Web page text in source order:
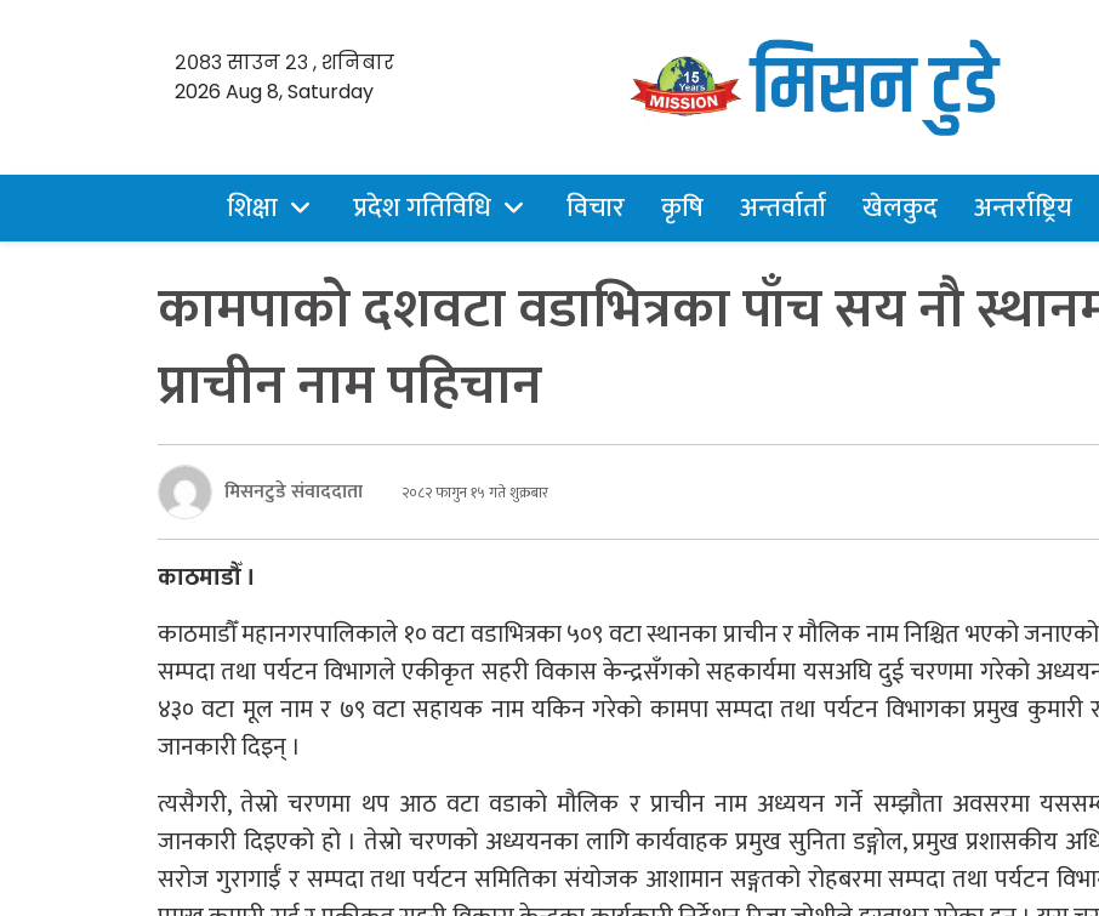
२०८३ साउन २३ , शनिबार
2026 Aug 8, Saturday
शिक्षा प्रदेश गतिविधि विचार कृषि अन्तर्वार्ता खेलकुद अन्तर्राष्ट्रिय
कामपाको दशवटा वडाभित्रका पाँच सय नौ
प्राचीन नाम पहिचान
मिसनटुडे संवाददाता २०८२ फागुन १५ गते शुक्रबार
काठमाडौँ ।
काठमाडौँ महानगरपालिकाले १० वटा वडाभित्रका ५०९ वटा स्थानका प्राचीन र मौलिक नाम निश्चित भएको
सम्पदा तथा पर्यटन विभागले एकीकृत सहरी विकास केन्द्रसँगको सहकार्यमा यसअघि दुई चरणमा गरेको
४३० वटा मूल नाम र ७९ वटा सहायक नाम यकिन गरेको कामपा सम्पदा तथा पर्यटन विभागका प्रमुख कुमारी
जानकारी दिइन् ।
त्यसैगरी, तेस्रो चरणमा थप आठ वटा वडाको मौलिक र प्राचीन नाम अध्ययन गर्ने सम्झौता अवसरमा
जानकारी दिइएको हो । तेस्रो चरणको अध्ययनका लागि कार्यवाहक प्रमुख सुनिता डङ्गोल, प्रमुख प्रशासकीय
सरोज गुरागाईँ र सम्पदा तथा पर्यटन समितिका संयोजक आशामान सङ्गतको रोहबरमा सम्पदा तथा पर्यटन